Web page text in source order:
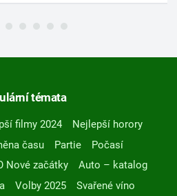
témata
filmy 2024
Nejlepší horory
času Partie
Počasí
Nové začátky
Auto – katalog
Volby 2025
Svařené víno